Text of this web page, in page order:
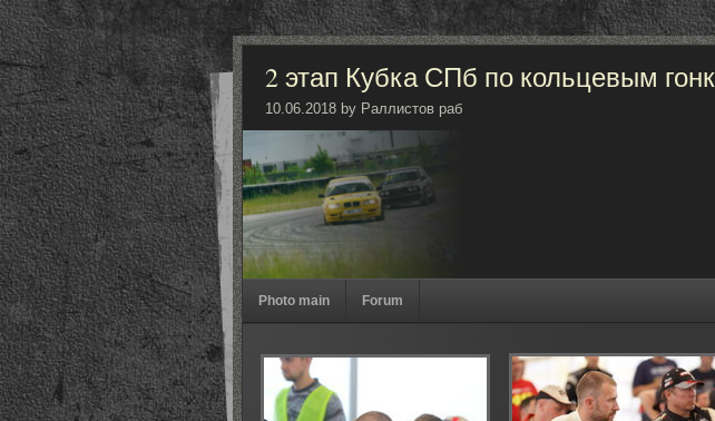
2 этап Кубка СПб по кольцевым
10.06.2018 by Раллистов раб
Photo main Forum